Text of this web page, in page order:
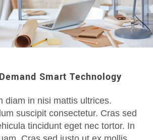
Smart Technology
diam in nisi mattis ultrices.
suscipit consectetur. Cras sed
tincidunt eget nec tortor. In